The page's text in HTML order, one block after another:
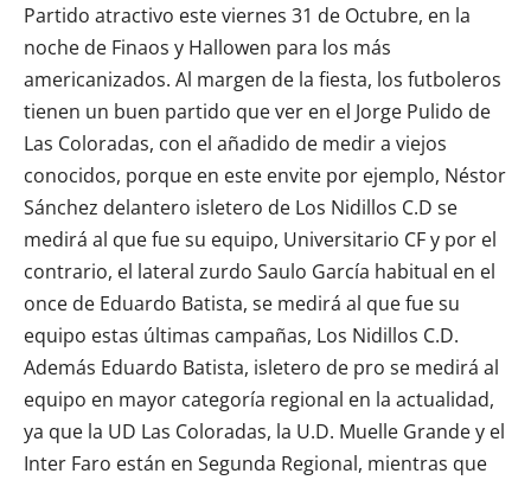
Partido atractivo este viernes 31 de Octubre, en la
noche de Finaos y Hallowen para los más
americanizados. Al margen de la fiesta, los futboleros
tienen un buen partido que ver en el Jorge Pulido de
Las Coloradas, con el añadido de medir a viejos
conocidos, porque en este envite por ejemplo, Néstor
Sánchez delantero isletero de Los Nidillos C.D se
medirá al que fue su equipo, Universitario CF y por el
contrario, el lateral zurdo Saulo García habitual en el
once de Eduardo Batista, se medirá al que fue su
equipo estas últimas campañas, Los Nidillos C.D.
Además Eduardo Batista, isletero de pro se medirá al
equipo en mayor categoría regional en la actualidad,
ya que la UD Las Coloradas, la U.D. Muelle Grandey el
Inter Faro están en Segunda Regional, mientras que